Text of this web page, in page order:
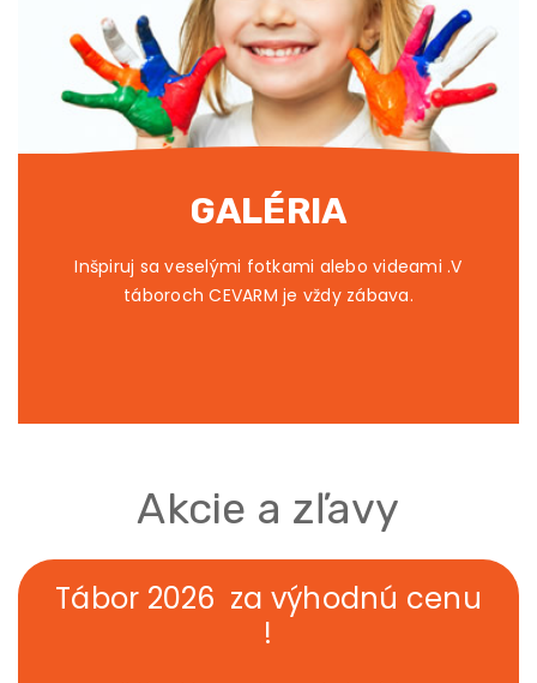
GALÉRIA
Inšpiruj sa veselými fotkami alebo videami .V
táboroch CEVARM je vždy zábava.
Akcie a zľavy
Tábor 2026 za výhodnú cenu
!